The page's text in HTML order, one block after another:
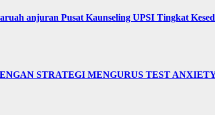
anjuran Pusat Kaunseling UPSI Tingkat
STRATEGI MENGURUS TEST